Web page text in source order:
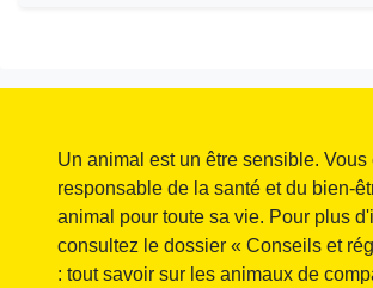
Un animal est un être sensible. Vous
responsable de la santé et du bien-
animal pour toute sa vie. Pour plus
consultez le dossier « Conseils et
: tout savoir sur les animaux de